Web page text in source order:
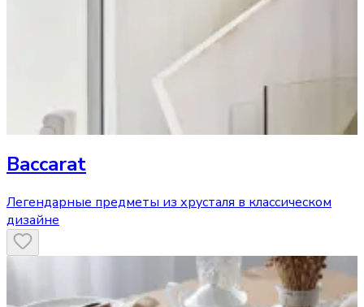
Baccarat
Легендарные предметы из хрусталя в классическом
дизайне